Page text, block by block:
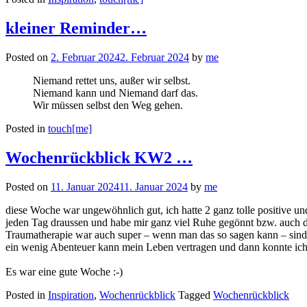
kleiner Reminder…
Posted on 2. Februar 20242. Februar 2024 by me
Niemand rettet uns, außer wir selbst.
Niemand kann und Niemand darf das.
Wir müssen selbst den Weg gehen.
Posted in touch[me]
Wochenrückblick KW2 …
Posted on 11. Januar 202411. Januar 2024 by me
diese Woche war ungewöhnlich gut, ich hatte 2 ganz tolle positive
jeden Tag draussen und habe mir ganz viel Ruhe gegönnt bzw.
Traumatherapie war auch super – wenn man das so sagen kann –
ein wenig Abenteuer kann mein Leben vertragen und dann konnte
Es war eine gute Woche :-)
Posted in Inspiration, Wochenrückblick Tagged Wochenrückblick